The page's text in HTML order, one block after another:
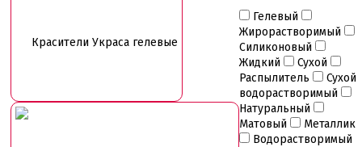
Красители Украса гелевые
Гелевый
Жирорастворимый
Силиконовый
Жидкий
Сухой
Распылитель
Сухой
водорастворимый
Натуральный
Матовый
Металлик
Водорастворимый